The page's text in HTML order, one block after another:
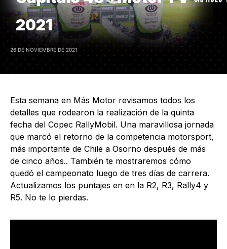
2021
26 DE NOVIEMBRE DE 2021
Esta semana en Más Motor revisamos todos los
detalles que rodearon la realización de la quinta
fecha del Copec RallyMobil. Una maravillosa jornada
que marcó el retorno de la competencia motorsport,
más importante de Chile a Osorno después de más
de cinco años.. También te mostraremos cómo
quedó el campeonato luego de tres días de carrera.
Actualizamos los puntajes en en la R2, R3, Rally4 y
R5. No te lo pierdas.